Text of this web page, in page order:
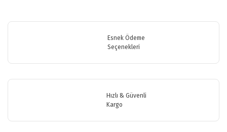
Bu ürüne ilk yorumu siz yapın!
Görüş ve önerileriniz için teşekkür ederiz.
Ürün resmi kalitesiz, bozuk veya görüntülenemiyor.
Ürün fiyatı diğer sitelerden daha pahalı.
Esnek Ödeme
Seçenekleri
Hızlı & Güvenli
Kargo